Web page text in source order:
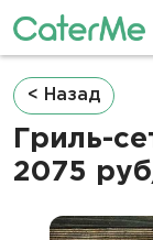
Строка
навигации
< Назад
Гриль-
2075